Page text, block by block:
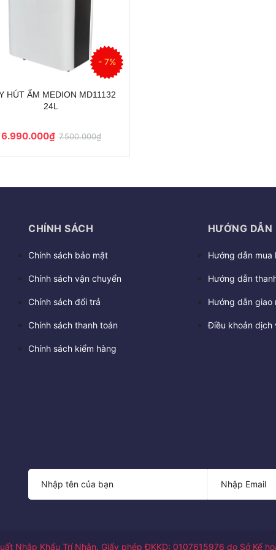
- 7%
HÚT ẨM MEDION MD11132
24L
6.990.000₫7.500.000₫
CHÍNH SÁCH
Chính sách bảo mật
Chính sách vận chuyển
Chính sách đổi trả
Chính sách thanh toán
Chính sách kiểm hàng
HƯỚNG DẪN
Hướng dẫn mua
Hướng dẫn
Hướng dẫn giao
Điều khoản dịch
Nhập Khẩu Trí Nhân. Giấy phép ĐKKD: 0107615976 do Sở Kế